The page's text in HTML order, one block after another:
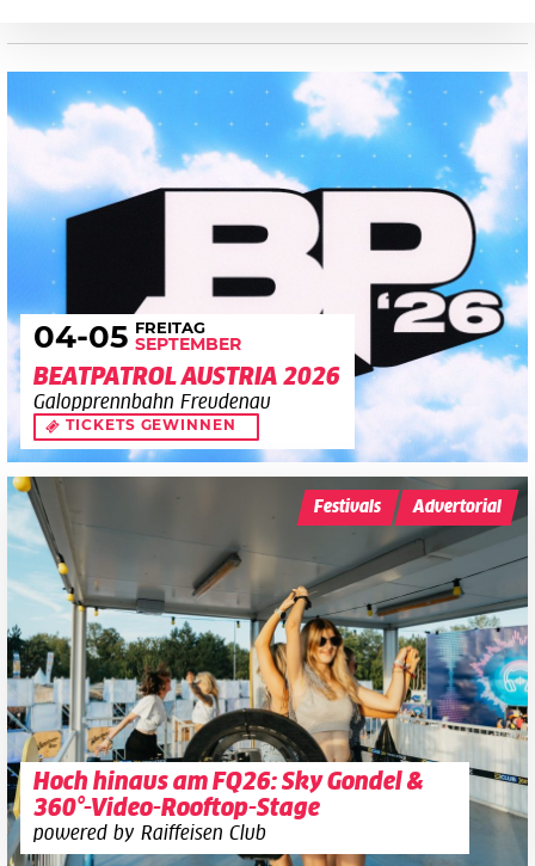
04-05 FREITAG
SEPTEMBER
BEATPATROL AUSTRIA 2026
Galopprennbahn Freudenau
TICKETS GEWINNEN
Hoch hinaus am FQ26: Sky Gondel &
360°-Video-Rooftop-Stage
powered by Raiffeisen Club
Festivals Advertorial